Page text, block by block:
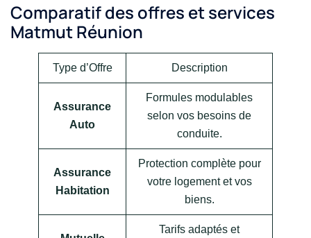
Comparatif des offres et services
Matmut Réunion
Type d’Offre Description
Assurance
Auto
Formules modulables
selon vos besoins de
conduite.
Assurance
Habitation
Protection complète pour
votre logement et vos
biens.
Tarifs adaptés et